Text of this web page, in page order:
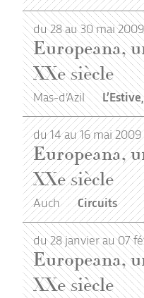
du 28 au 30 mai 2009
Europeana,
XXe siècle
Mas-d’Azil
du 14 au 16 mai 2009
Europeana,
XXe siècle
Auch Circuits
du 28 janvier au 07
Europeana,
XXe siècle